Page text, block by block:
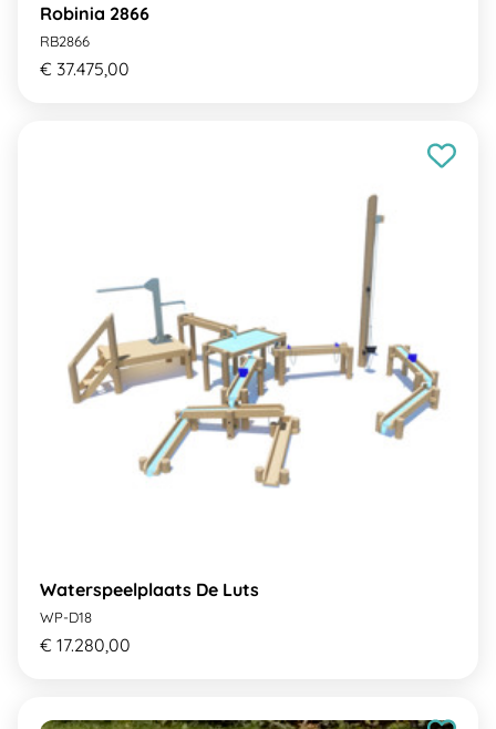
Robinia 2866
RB2866
€ 37.475,00
Waterspeelplaats De Luts
WP-D18
€ 17.280,00